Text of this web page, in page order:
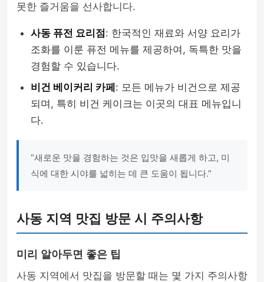
못한 즐거움을 선사합니다.
사동 퓨전 요리점: 한국적인 재료와 서양 요리가
조화를 이룬 퓨전 메뉴를 제공하여, 독특한 맛을
경험할 수 있습니다.
비건 베이커리 카페 : 모든 메뉴가 비건으로 제공
되며, 특히 비건 케이크는 이곳의 대표 메뉴입니
다.
“새로운 맛을 경험하는 것은 입맛을 새롭게 하고, 미
식에 대한 시야를 넓히는 데 큰 도움이 됩니다.”
사동 지역 맛집 방문 시 주의사항
미리 알아두면 좋은 팁
사동 지역에서 맛집을 방문할 때는 몇 가지 주의사항